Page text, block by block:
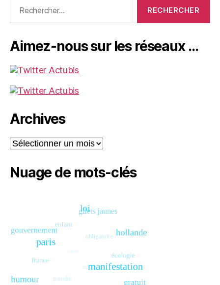
Aimez-nous sur les réseaux …
Archives
Archives
Nuage de mots-clés